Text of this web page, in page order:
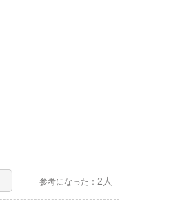
参考になった： 2人